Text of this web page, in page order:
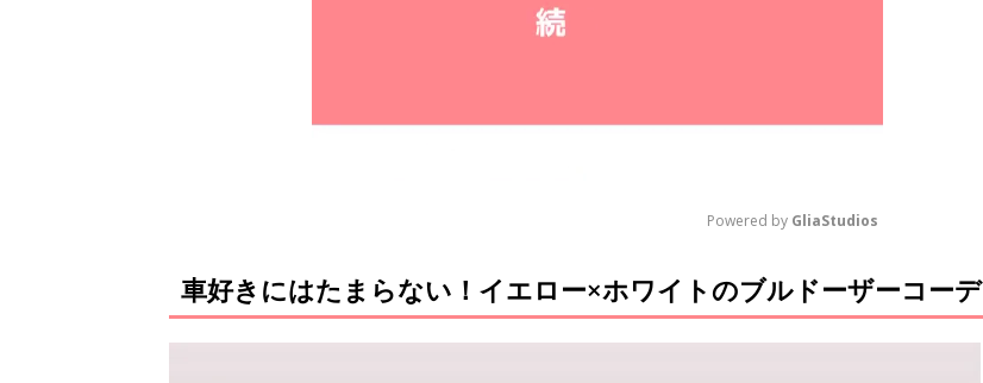
M
u
Powered by GliaStudios
車好きにはたまらない！イエロー×ホワイトのブルドーザーコーデ